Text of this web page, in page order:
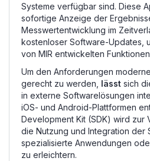
Systeme verfügbar sind. Diese
sofortige Anzeige der
Messwertentwicklung im
kostenloser Software-Updates,
von MIR entwickelten
Um den Anforderungen
gerecht zu werden, lässt sich
in externe Softwarelösungen
iOS- und Android-Plattformen
Development Kit (SDK) wird zur
die Nutzung und Integration der
spezialisierte Anwendungen
zu erleichtern.